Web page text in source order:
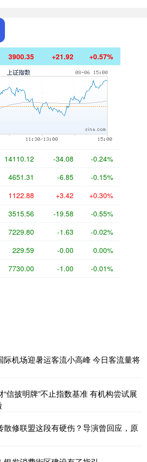
3900.35 +21.92 +0.57%
14110.12 -34.08 -0.24%
4651.31 -6.85 -0.15%
1122.88 +3.42 +0.30%
3515.56 -19.58 -0.55%
7229.80 -1.63 -0.02%
229.59 -0.00 0.00%
7730.00 -1.00 -0.01%
际机场迎暑运客流小高峰 今日客流量将
信披明牌”不止指数基准 有机构尝试展
散修联盟这段有硬伤？导演曾回应，原